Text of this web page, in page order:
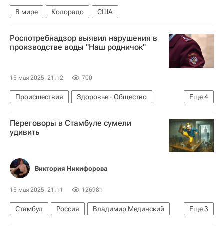
В мире Колорадо США
Роспотребнадзор выявил нарушения в
производстве воды "Наш родничок"
15 мая 2025, 21:12 700
Еще4
Происшествия
Здоровье - Общество
Ставропольский край
Московская область (Подмосковье)
Федеральная служба по надзору в сфере защиты прав потребителей и благополучия человека (Роспотребнадзор)
Россия
Переговоры в Стамбуле сумели
удивить
Виктория Никифорова
15 мая 2025, 21:11 126981
Еще3
Стамбул Россия
Владимир Мединский
НАТО
Аналитика